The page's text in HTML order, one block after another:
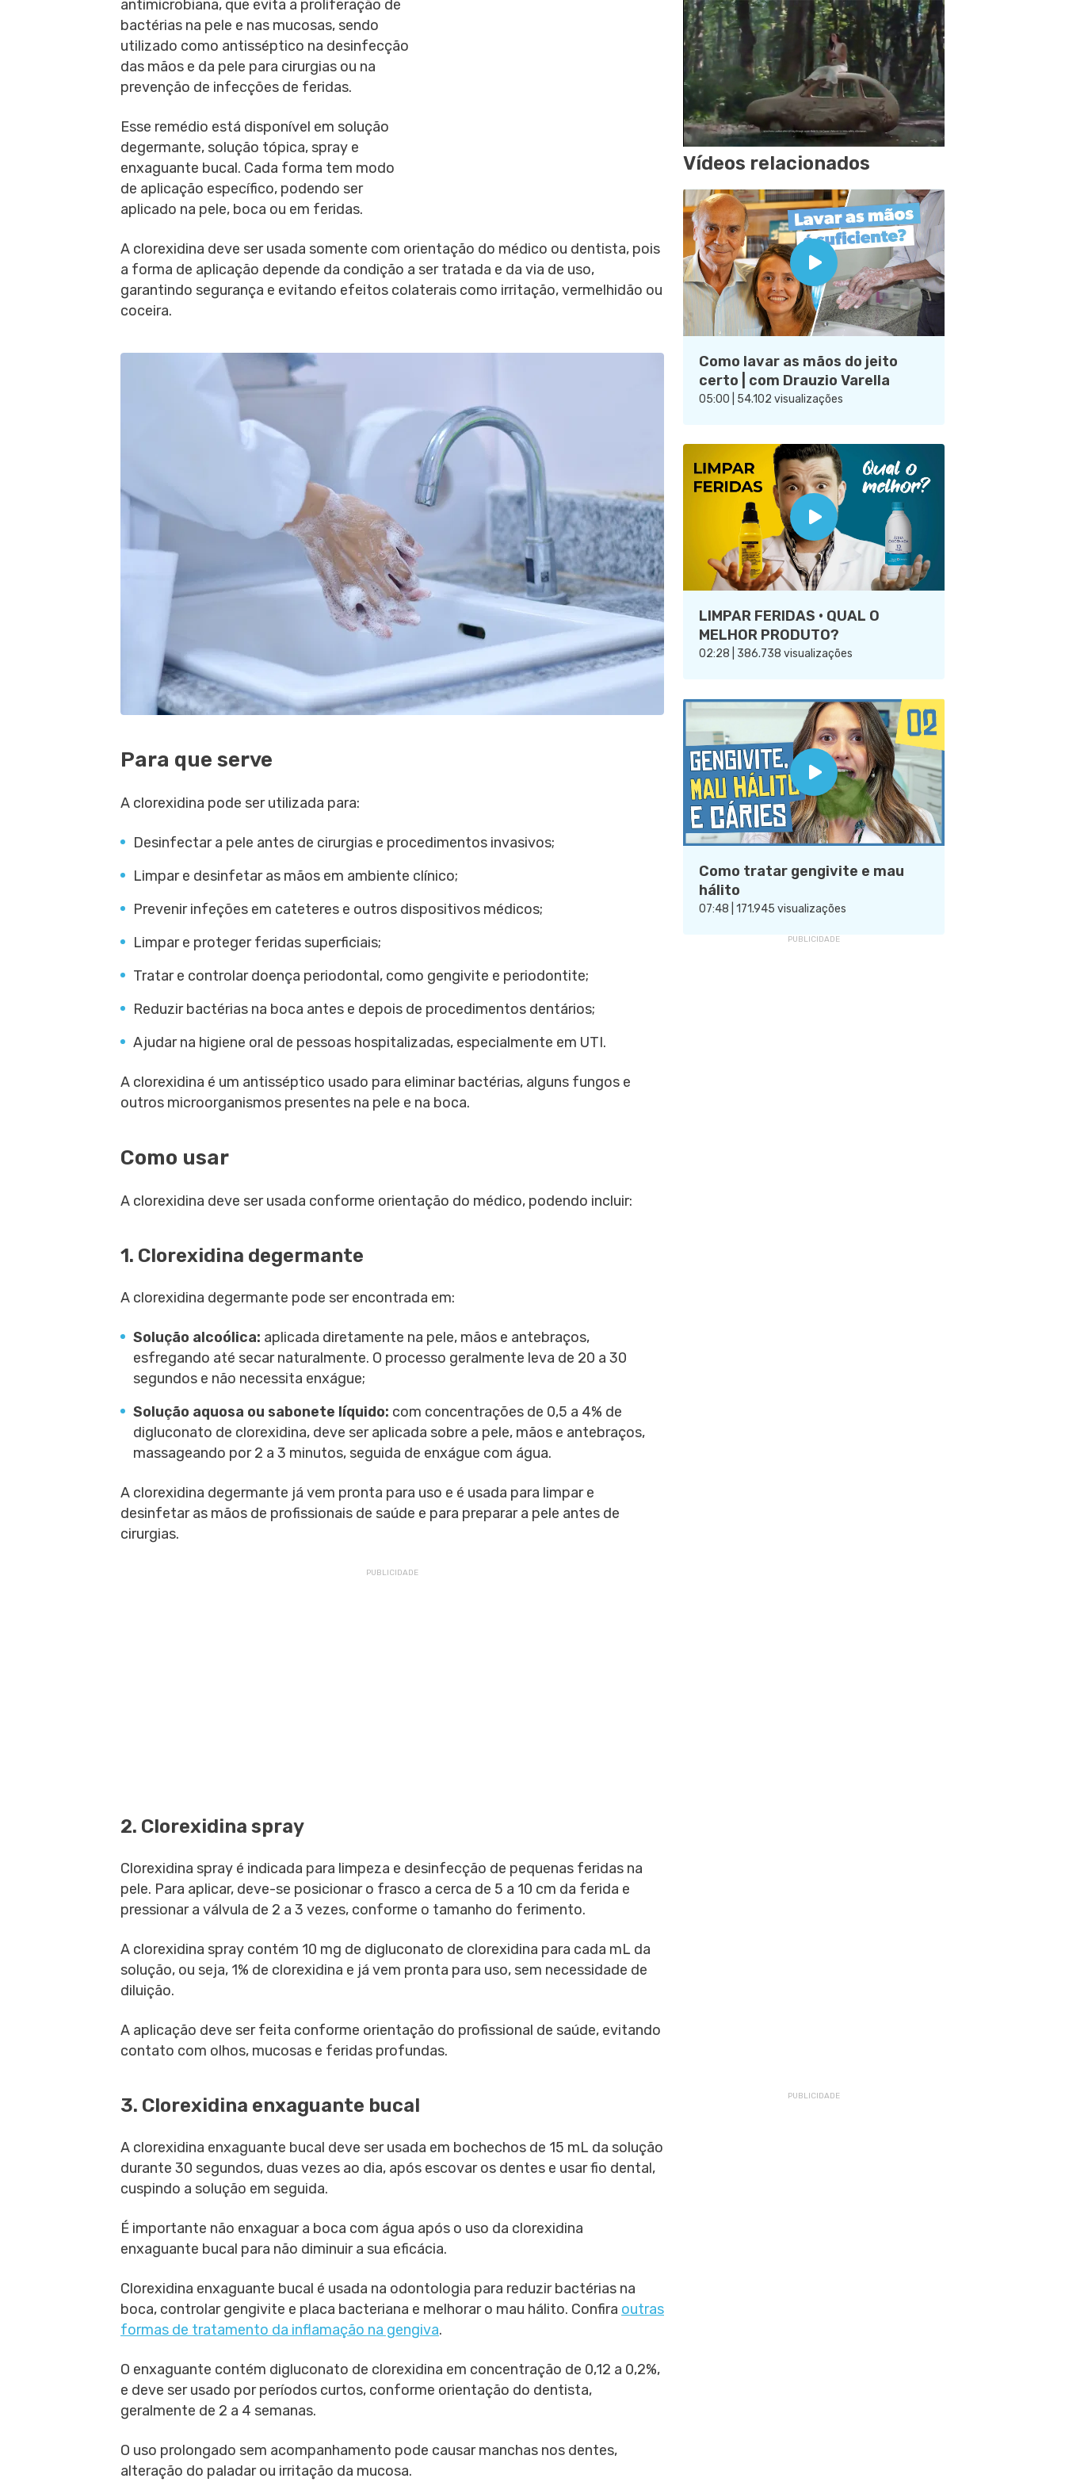
antimicrobiana, que evita a proliferação de
bactérias na pele e nas mucosas, sendo
utilizado como antisséptico na desinfecção
das mãos e da pele para cirurgias ou na
prevenção de infecções de feridas.
Esse remédio está disponível em solução
degermante, solução tópica, spray e
enxaguante bucal. Cada forma tem modo
de aplicação específico, podendo ser
aplicado na pele, boca ou em feridas.
A clorexidina deve ser usada somente com orientação do médico ou dentista, pois
a forma de aplicação depende da condição a ser tratada e da via de uso,
garantindo segurança e evitando efeitos colaterais como irritação, vermelhidão ou
coceira.
Para que serve
A clorexidina pode ser utilizada para:
Desinfectar a pele antes de cirurgias e procedimentos invasivos;
Limpar e desinfetar as mãos em ambiente clínico;
Prevenir infeções em cateteres e outros dispositivos médicos;
Limpar e proteger feridas superficiais;
Tratar e controlar doença periodontal, como gengivite e periodontite;
Reduzir bactérias na boca antes e depois de procedimentos dentários;
Ajudar na higiene oral de pessoas hospitalizadas, especialmente em UTI.
A clorexidina é um antisséptico usado para eliminar bactérias, alguns fungos e
outros microorganismos presentes na pele e na boca.
Como usar
A clorexidina deve ser usada conforme orientação do médico, podendo incluir:
1. Clorexidina degermante
A clorexidina degermante pode ser encontrada em:
Solução alcoólica: aplicada diretamente na pele, mãos e antebraços,
esfregando até secar naturalmente. O processo geralmente leva de 20 a 30
segundos e não necessita enxágue;
Solução aquosa ou sabonete líquido: com concentrações de 0,5 a 4% de
digluconato de clorexidina, deve ser aplicada sobre a pele, mãos e antebraços,
massageando por 2 a 3 minutos, seguida de enxágue com água.
A clorexidina degermante já vem pronta para uso e é usada para limpar e
desinfetar as mãos de profissionais de saúde e para preparar a pele antes de
cirurgias.
2. Clorexidina spray
Clorexidina spray é indicada para limpeza e desinfecção de pequenas feridas na
pele. Para aplicar, deve-se posicionar o frasco a cerca de 5 a 10 cm da ferida e
pressionar a válvula de 2 a 3 vezes, conforme o tamanho do ferimento.
A clorexidina spray contém 10 mg de digluconato de clorexidina para cada mL da
solução, ou seja, 1% de clorexidina e já vem pronta para uso, sem necessidade de
diluição.
A aplicação deve ser feita conforme orientação do profissional de saúde, evitando
contato com olhos, mucosas e feridas profundas.
3. Clorexidina enxaguante bucal
A clorexidina enxaguante bucal deve ser usada em bochechos de 15 mL da solução
durante 30 segundos, duas vezes ao dia, após escovar os dentes e usar fio dental,
cuspindo a solução em seguida.
É importante não enxaguar a boca com água após o uso da clorexidina
enxaguante bucal para não diminuir a sua eficácia.
Clorexidina enxaguante bucal é usada na odontologia para reduzir bactérias na
boca, controlar gengivite e placa bacteriana e melhorar o mau hálito. Confira outras
formas de tratamento da inflamação na gengiva.
O enxaguante contém digluconato de clorexidina em concentração de 0,12 a 0,2%,
e deve ser usado por períodos curtos, conforme orientação do dentista,
geralmente de 2 a 4 semanas.
O uso prolongado sem acompanhamento pode causar manchas nos dentes,
alteração do paladar ou irritação da mucosa.
Vídeos relacionados
Como lavar as mãos do jeito
certo | com Drauzio Varella
05:00 | 54.102 visualizações
LIMPAR FERIDAS · QUAL O
MELHOR PRODUTO?
02:28 | 386.738 visualizações
Como tratar gengivite e mau
hálito
07:48 | 171.945 visualizações